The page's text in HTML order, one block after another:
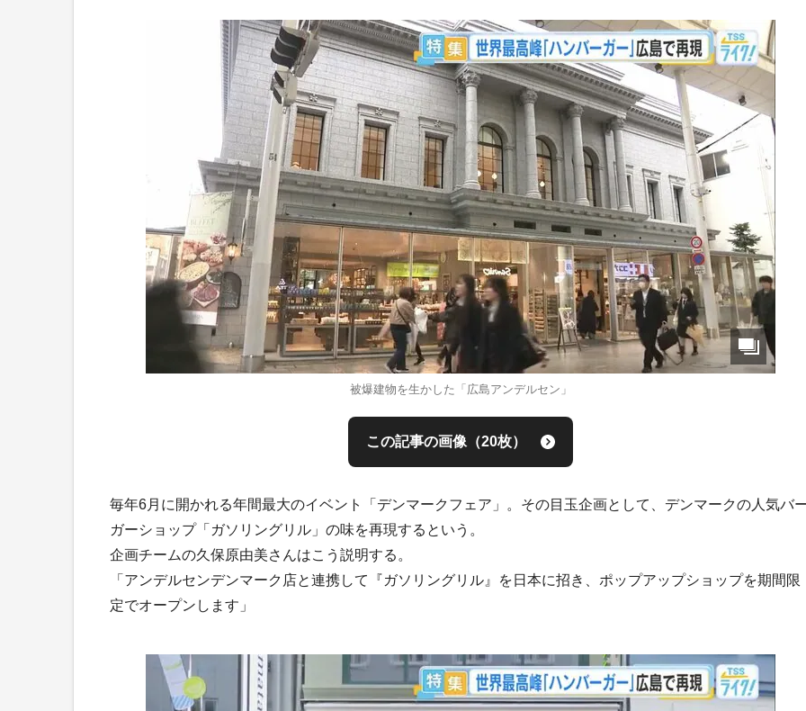
被爆建物を生かした「広島アンデルセン」
この記事の画像（20枚）
毎年6月に開かれる年間最大のイベント「デンマークフェア」。その目玉企画として、デンマークの人気バ
ガーショップ「ガソリングリル」の味を再現するという。
企画チームの久保原由美さんはこう説明する。
「アンデルセンデンマーク店と連携して『ガソリングリル』を日本に招き、ポップアップショップを期間限
定でオープンします」